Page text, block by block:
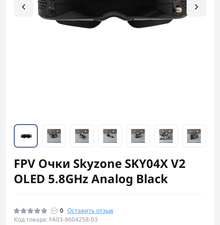
FPV Очки Skyzone SKY04X V2
OLED 5.8GHz Analog Black
0 Оставить отзыв
Код товара: FA03-8604258-03